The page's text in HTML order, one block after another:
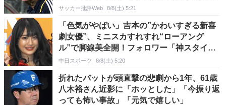
愛すべき男の“大迷子”伝説
サッカー批評Web 8/8(土) 5:21
「色気がやばい」吉本の”かわいすぎる新喜
劇女優”、ミニスカすれすれ“ローアング
ル”で脚線美全開！フォロワー「神スタイ
ル」「吉本カラーどこにもない」
中日スポーツ 8/8(土) 5:20
折れたバットが頭直撃の悲劇から1年、61歳
八木裕さん近影に「ホッとした」「今振り返
っても怖い事故」「元気で嬉しい」